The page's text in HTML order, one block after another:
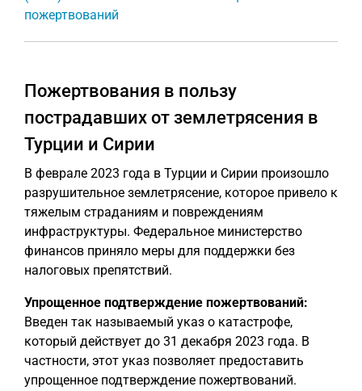
пожертвований
Пожертвования в пользу
пострадавших от землетрясения в
Турции и Сирии
В феврале 2023 года в Турции и Сирии произошло
разрушительное землетрясение, которое привело к
тяжелым страданиям и повреждениям
инфраструктуры. Федеральное министерство
финансов приняло меры для поддержки без
налоговых препятствий.
Упрощенное подтверждение пожертвований:
Введен так называемый указ о катастрофе,
который действует до 31 декабря 2023 года. В
частности, этот указ позволяет предоставить
упрощенное подтверждение пожертвований.